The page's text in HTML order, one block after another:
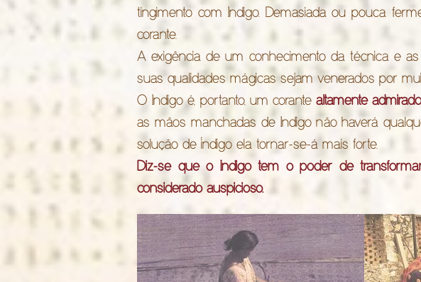
tingimento com Indigo. Demasiada ou pouca
corante.
A exigência de um conhecimento da técnica e
suas qualidades mágicas sejam venerados por
O Indigo é, portanto, um corantealtamente
as mãos manchadas de Indigo não haverá
solução de índigo ela tornar-se-á mais forte.
Diz-se que o Indigo tem o poder de
considerado auspicioso.